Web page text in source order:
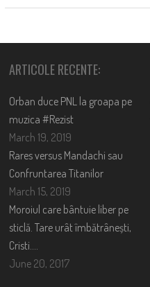
ARTICOLE RECENTE:
Orban duce PNL la groapa pe
muzica #Rezist
March 19, 2019
Rares versus Mandachi sau
Confruntarea Titanilor
March 15, 2019
Moroiul care bântuie liber pe
sticlă. Tare urât îmbătrânești,
Cristi….
June 20, 2017